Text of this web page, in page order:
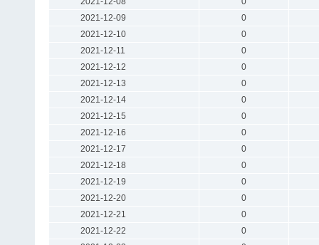
2021-12-09
0
2021-12-10
0
2021-12-11
0
2021-12-12
0
2021-12-13
0
2021-12-14
0
2021-12-15
0
2021-12-16
0
2021-12-17
0
2021-12-18
0
2021-12-19
0
2021-12-20
0
2021-12-21
0
2021-12-22
0